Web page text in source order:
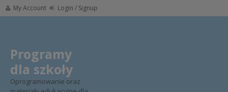
Skip
to
My Account Login / Signup
Programy
dla szkoły
Oprogramowanie oraz